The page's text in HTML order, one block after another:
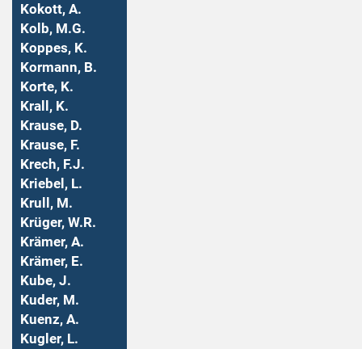
Kokott, A.
Kolb, M.G.
Koppes, K.
Kormann, B.
Korte, K.
Krall, K.
Krause, D.
Krause, F.
Krech, F.J.
Kriebel, L.
Krull, M.
Krüger, W.R.
Krämer, A.
Krämer, E.
Kube, J.
Kuder, M.
Kuenz, A.
Kugler, L.